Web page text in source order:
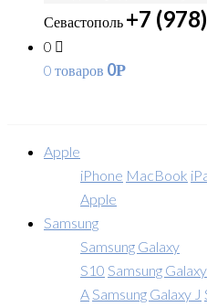
Севастополь +7
0
0 товаров 0Р
Apple
iPhone MacBook
Apple
Samsung
Samsung Galaxy
S10 Samsung Galaxy
A Samsung Galaxy J